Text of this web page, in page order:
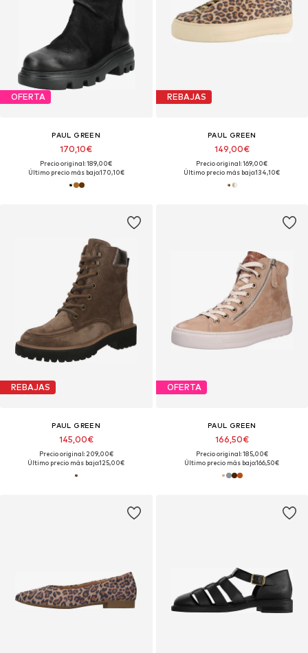
OFERTA
PAUL GREEN
170,10€
Precio original: 189,00€
Último precio más bajo:170,10€
REBAJAS
PAUL GREEN
149,00€
Precio original: 169,00€
Último precio más bajo:134,10€
REBAJAS
PAUL GREEN
145,00€
Precio original: 209,00€
Último precio más bajo:125,00€
OFERTA
PAUL GREEN
166,50€
Precio original: 185,00€
Último precio más bajo:166,50€